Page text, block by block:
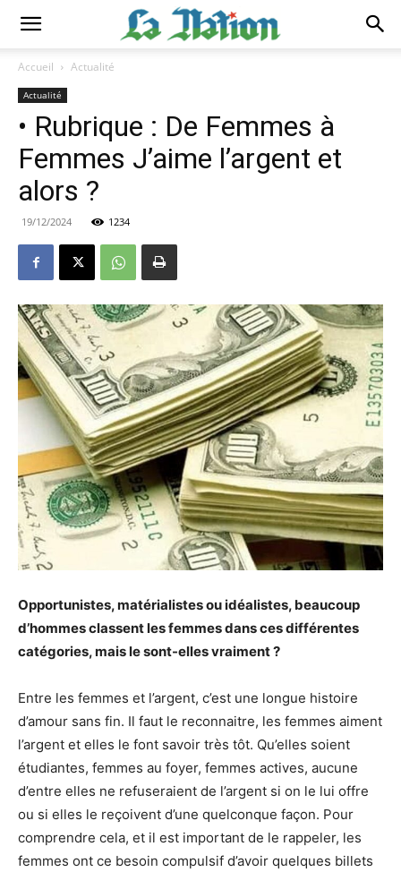
Accueil Actualité
Actualité
• Rubrique : De Femmes à
Femmes J’aime l’argent et
alors ?
19/12/2024 1234
Opportunistes, matérialistes ou idéalistes, beaucoup
d’hommes classent les femmes dans ces différentes
catégories, mais le sont-elles vraiment ?
Entre les femmes et l’argent, c’est une longue histoire
d’amour sans fin. Il faut le reconnaitre, les femmes aiment
l’argent et elles le font savoir très tôt. Qu’elles soient
étudiantes, femmes au foyer, femmes actives, aucune
d’entre elles ne refuseraient de l’argent si on le lui offre
ou si elles le reçoivent d’une quelconque façon. Pour
comprendre cela, et il est important de le rappeler, les
femmes ont ce besoin compulsif d’avoir quelques billets